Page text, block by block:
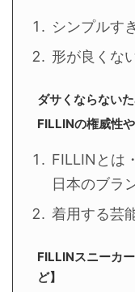
シンプルす
形が良くな
ダサくならない
FILLINの権威性
FILLINとは
日本のブラ
着用する芸
FILLINスニーカ
ど】